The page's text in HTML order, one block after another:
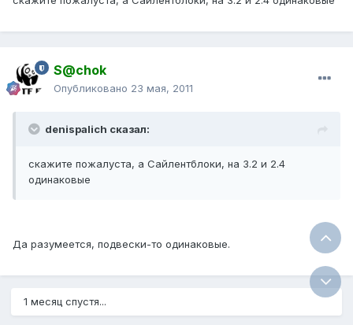
S@chok
Опубликовано 23 мая, 2011
denispalich сказал:
скажите пожалуста, а Сайлентблоки, на 3.2 и 2.4
одинаковые
Да разумеется, подвески-то одинаковые.
1 месяц спустя...